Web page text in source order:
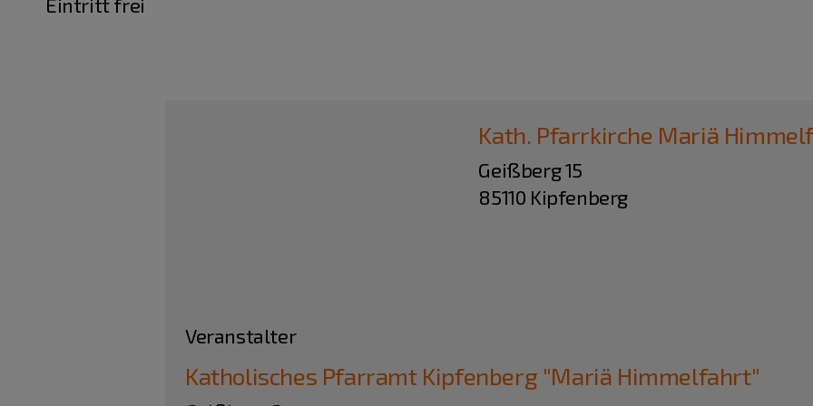
Kath. Pfarrkirche Mariä
Geißberg 15
85110 Kipfenberg
Veranstalter
Katholisches Pfarramt Kipfenberg "Mariä Himmelfahrt"